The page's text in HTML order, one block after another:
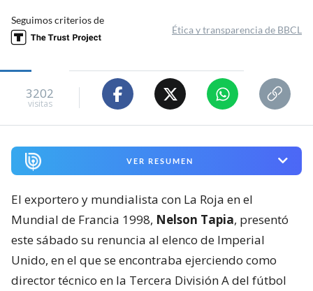
Seguimos criterios de
Ética y transparencia de BBCL
3202
visitas
VER RESUMEN
El exportero y mundialista con La Roja en el
Mundial de Francia 1998, Nelson Tapia, presentó
este sábado su renuncia al elenco de Imperial
Unido, en el que se encontraba ejerciendo como
director técnico en la Tercera División A del fútbol